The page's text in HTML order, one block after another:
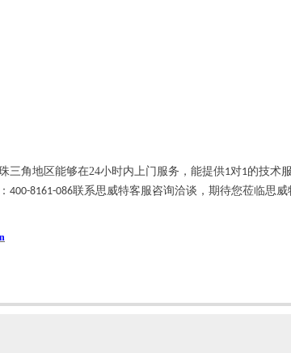
三角地区能够在24小时内上门服务，能提供1对1的技术
400-8161-086联系思威特客服咨询洽谈，期待您莅临思威